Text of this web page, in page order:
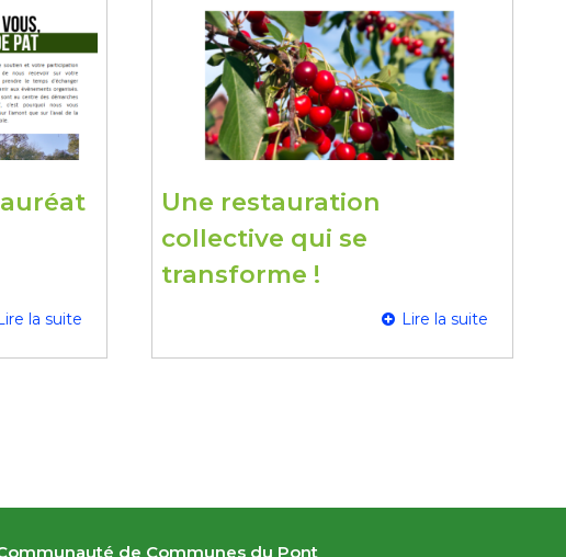
la suite
Une restauration
collective qui se
transforme !
Lire la suite
de Communes du Pont